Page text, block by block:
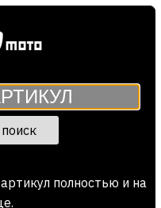
полностью и на